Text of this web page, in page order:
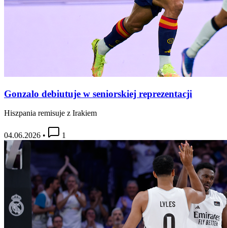
Gonzalo debiutuje w seniorskiej reprezentacji
Hiszpania remisuje z Irakiem
04.06.2026 • 1